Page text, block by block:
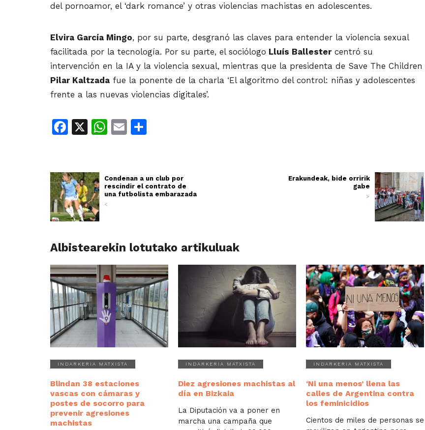
del pornoamor, el ‘dark romance’ y otras violencias machistas en adolescentes.
Elvira García Mingo, por su parte, desgranó las claves para entender la violencia sexual
facilitada por la tecnología. Por su parte, el sociólogo Lluís Ballestercentró su
intervención en la IA y la violencia sexual, mientras que la presidenta de Save The Children
Pilar Kaltzada fue la ponente de la charla ‘El algoritmo del control: niñas y adolescentes
frente a las nuevas violencias digitales’.
Facebook
X WhatsApp
Email
Condenan a un club por
rescindir el contrato de
una futbolista embarazada
<
Erakundeak, bide orririk
gabe
>
Albistearekin lotutako artikuluak
INDARKERIA MATXISTA
Blindan 38 estaciones
vascas con cámaras y
postes de socorro para
prevenir agresiones
machistas
INDARKERIA MATXISTA
Diez agresiones machistas al
día en Bizkaia
La Diputación va a poner en
marcha una campaña que
INDARKERIA MATXISTA
‘Ni una menos’ llena las
calles de Argentina contra
los feminicidios
Cientos de miles de personas se